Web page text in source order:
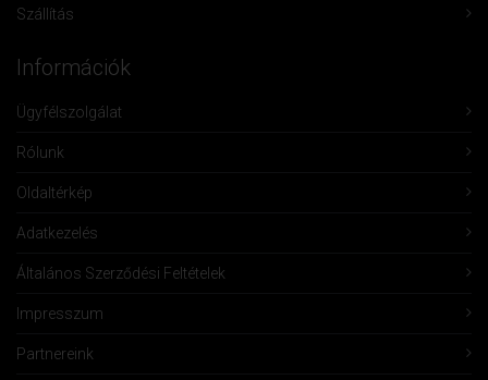
Szállítás
Információk
Ügyfélszolgálat
Rólunk
Oldaltérkép
Adatkezelés
Általános Szerződési Feltételek
Impresszum
Partnereink